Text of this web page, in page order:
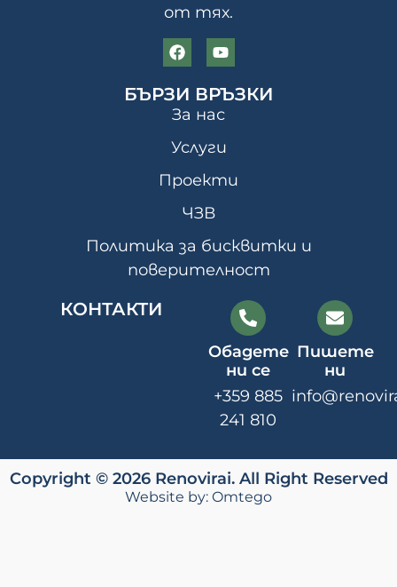
от тях.
БЪРЗИ ВРЪЗКИ
За нас
Услуги
Проекти
ЧЗВ
Политика за бисквитки и
поверителност
КОНТАКТИ
Обадете
ни се
+359 885
241 810
Пишете
ни
Copyright © 2026 Renovirai. All Right Reserved
Website by: Omtego